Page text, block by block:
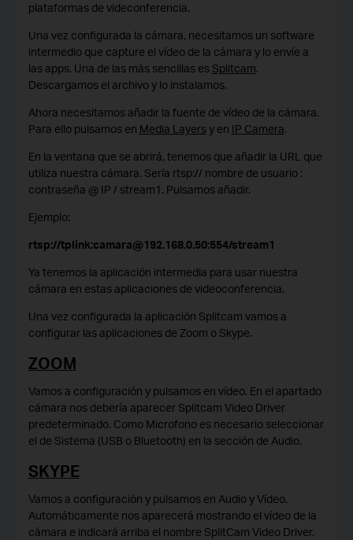
plataformas de videconferencia.
Una vez configurada la cámara, necesitamos un software
intermedio que capture el vídeo de la cámara y lo envíe a
las apps. Una de las más sencillas es Splitcam.
Descargamos el archivo y lo instalamos.
Ahora necesitamos añadir la fuente de vídeo de la cámara.
Para ello pulsamos en Media Layersy en IP Camera.
En la ventana que se abrirá, tenemos que añadir la URL que
utiliza nuestra cámara. Sería rtsp:// nombre de usuario :
contraseña @ IP / stream1. Pulsamos añadir.
Ejemplo:
rtsp://tplink:camara@192.168.0.50:554/stream1
Ya tenemos la aplicación intermedia para usar nuestra
cámara en estas aplicaciones de videoconferencia.
Una vez configurada la aplicación Splitcam vamos a
configurar las aplicaciones de Zoom o Skype.
ZOOM
Vamos a configuración y pulsamos en vídeo. En el apartado
cámara nos debería aparecer Splitcam Video Driver
predeterminado. Como Microfono es necesario seleccionar
el de Sistema (USB o Bluetooth) en la sección de Audio.
SKYPE
Vamos a configuración y pulsamos en Audio y Vídeo.
Automáticamente nos aparecerá mostrando el vídeo de la
cámara e indicará arriba el nombre SplitCam Video Driver.